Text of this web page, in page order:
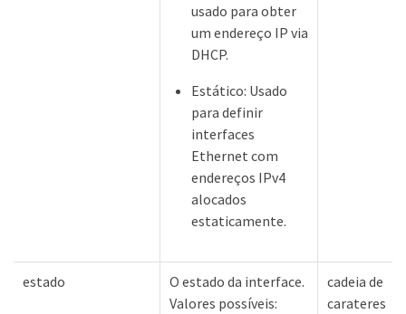
usado para obter
um endereço IP via
DHCP.
Estático: Usado
para definir
interfaces
Ethernet com
endereços IPv4
alocados
estaticamente.
estado
O estado da interface.
Valores possíveis:
cadeia de
carateres